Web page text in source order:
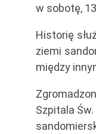
w sobotę,
Historię
ziemi
między
Szpitala